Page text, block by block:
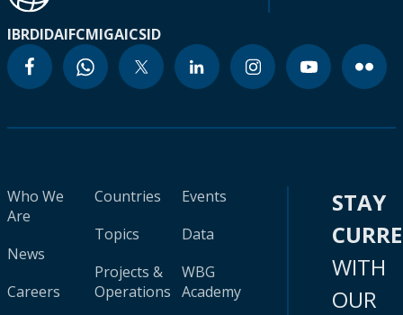
IBRDIDAIFCMIGAICSID
Who We
Are
News
Careers
Countries
Topics
Projects &
Operations
Events
Data
WBG
Academy
STAY
WITH
OUR